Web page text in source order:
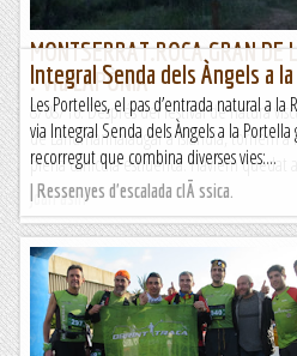
MONTSERRAT.ROCA GRAN DE
. Via LAPÒNIA
8/08/16. Després del festival de natura
de Landmannalaugar a Islàndia, tornem a
plena canícula estiuenca. Havíem quedat
Joan asín
Integral Senda dels Àngels a
Les Portelles, el pas d’entrada natural a la
via Integral Senda dels Àngels a la Portella
recorregut que combina diverses vies:...
| Ressenyes d'escalada clÃ ssica.